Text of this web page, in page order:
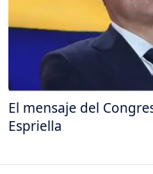
El mensaje del
Espriella